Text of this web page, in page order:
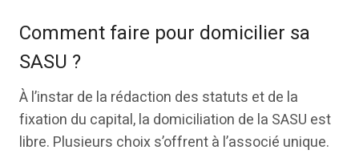
Comment faire pour domicilier sa
SASU ?
À l’instar de la rédaction des statuts et de la
fixation du capital, la domiciliation de la SASU est
libre. Plusieurs choix s’offrent à l’associé unique.